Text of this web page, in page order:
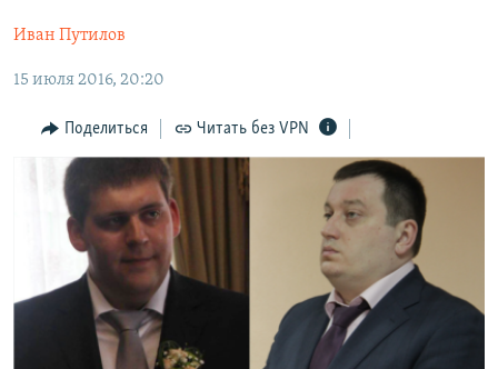
главной
навигации
Вернутся
поиску
11 ЛЕТ ОККУПАЦИИ КРЫМА. 11 ИСТОРИЙ СОПРОТИВЛЕНИЯ
ЕЩЕ
ИНТЕРАКТИВ
ИНФОГРАФИКА
ТЕЛЕПРОЕКТ КРЫМ.РЕАЛИИ
СОВЕТЫ ПРАВОЗАЩИТНИКОВ
ПРОПАВШИЕ БЕЗ ВЕСТИ
ПОБЕДИТЕЛЕЙ НЕ СУДЯТ?
КРЫМ.НЕПОКОРЕННЫЙ
РАДІО СВОБОДА
КАК ОБОЙТИ БЛОКИРОВКУ
Українською
Qırımtatar
ПРИСОЕДИНЯЙТЕСЬ!
Иван Путилов
15 июля 2016, 20:20
Поделиться Читать без VPN